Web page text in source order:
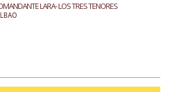
LARA- LOS TRES TENORES